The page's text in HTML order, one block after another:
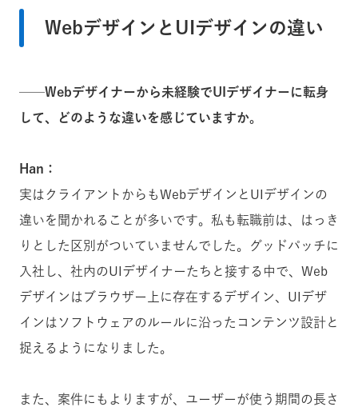
WebデザインとUIデザインの違い
──Webデザイナーから未経験でUIデザイナーに転身
して、どのような違いを感じていますか。
Han：
実はクライアントからもWebデザインとUIデザインの
違いを聞かれることが多いです。私も転職前は、はっき
りとした区別がついていませんでした。グッドパッチに
入社し、社内のUIデザイナーたちと接する中で、Web
デザインはブラウザー上に存在するデザイン、UIデザ
インはソフトウェアのルールに沿ったコンテンツ設計と
捉えるようになりました。
また、案件にもよりますが、ユーザーが使う期間の長さ